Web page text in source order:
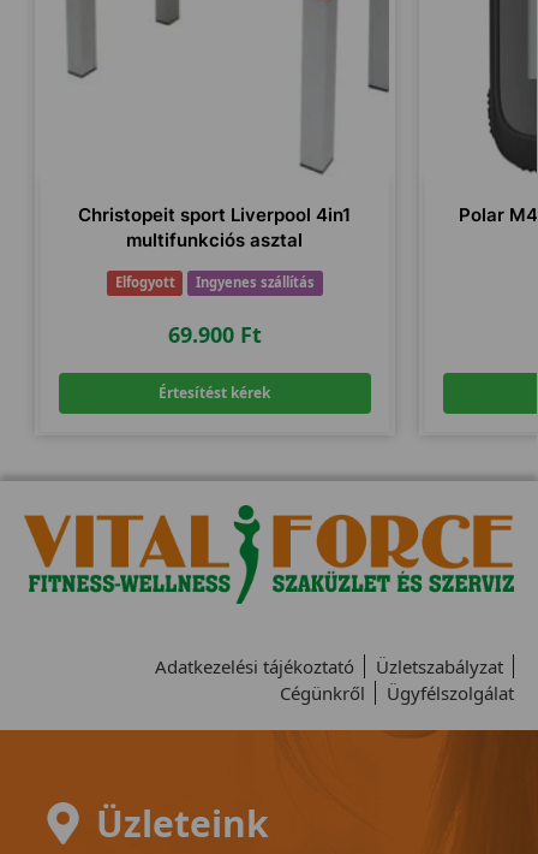
Christopeit sport Liverpool 4in1
multifunkciós asztal
Elfogyott Ingyenes szállítás
69.900 Ft
Értesítést kérek
Polar
Adatkezelési tájékoztató
Üzletszabályzat
Cégünkről
Ügyfélszolgálat
Üzleteink